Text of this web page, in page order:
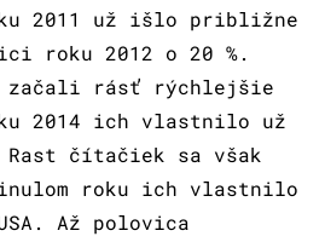
2011 už išlo približne
roku 2012 o 20 %.
začali rásť rýchlejšie
2014 ich vlastnilo už
Rast čítačiek sa však
roku ich vlastnilo
Až polovica